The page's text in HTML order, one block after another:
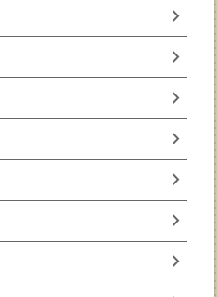
chevron_right
chevron_right
chevron_right
chevron_right
chevron_right
chevron_right
chevron_right